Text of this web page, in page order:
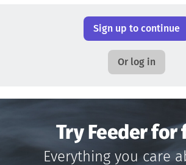
Sign up to continue
Or log in
Try Feeder for
Everything you care